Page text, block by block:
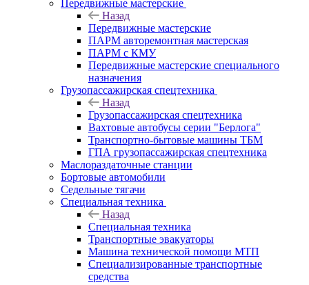
Передвижные мастерские
Назад
Передвижные мастерские
ПАРМ авторемонтная мастерская
ПАРМ с КМУ
Передвижные мастерские специального
назначения
Грузопассажирская спецтехника
Назад
Грузопассажирская спецтехника
Вахтовые автобусы серии "Берлога"
Транспортно-бытовые машины ТБМ
ГПА грузопассажирская спецтехника
Маслораздаточные станции
Бортовые автомобили
Седельные тягачи
Специальная техника
Назад
Специальная техника
Транспортные эвакуаторы
Машина технической помощи МТП
Специализированные транспортные
средства